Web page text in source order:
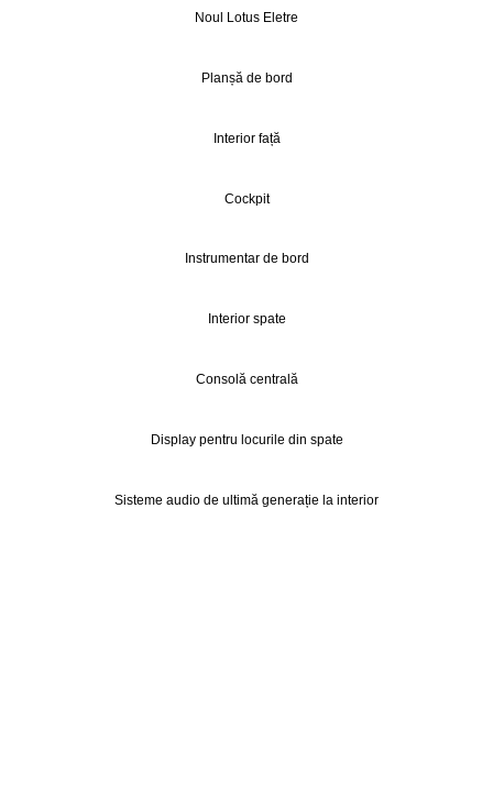
Noul Lotus Eletre
Planșă de bord
Interior față
Cockpit
Instrumentar de bord
Interior spate
Consolă centrală
Display pentru locurile din spate
Sisteme audio de ultimă generație la interior